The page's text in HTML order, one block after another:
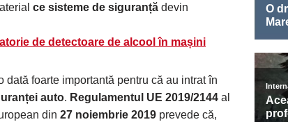
ce sisteme de siguranță devin
de detectoare de alcool în mașini
dată foarte importantă pentru că au intrat în
auto. Regulamentul UE 2019/2144 al
din 27 noiembrie 2019 prevede că,